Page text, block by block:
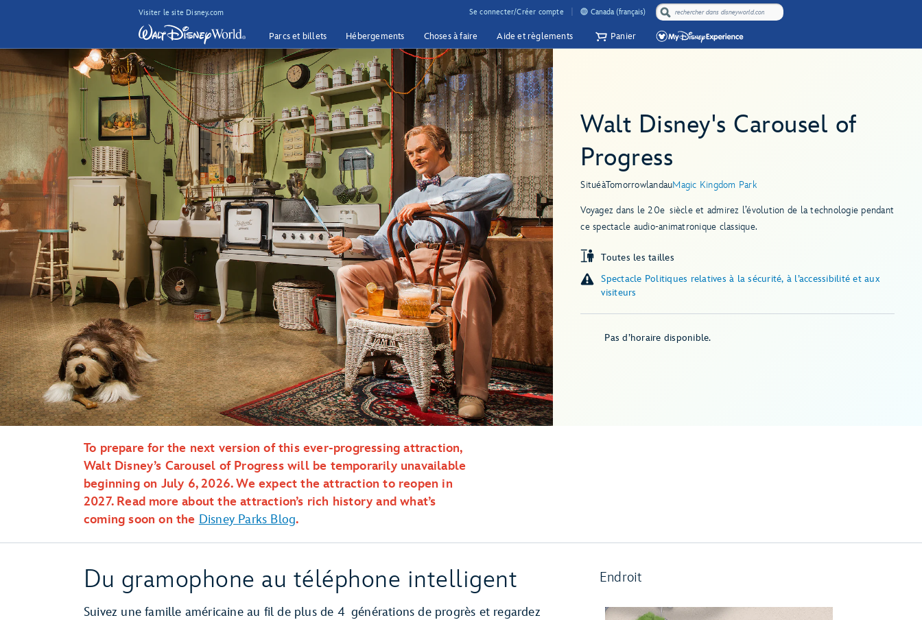
Visiter le site Disney.com Se connecter/Créer compte Canada (français)
Parcs et billets Hébergements Choses à faire Aide et règlements Panier
Walt Disney's Carousel of
Progress
SituéàTomorrowlandauMagic Kingdom Park
Voyagez dans le 20e siècle et admirez l’évolution de la technologie pendant
ce spectacle audio-animatronique classique.
Toutes les tailles
Spectacle Politiques relatives à la sécurité, à l’accessibilité et aux
visiteurs
Pas d’horaire disponible.
To prepare for the next version of this ever-progressing attraction,
Walt Disney’s Carousel of Progress will be temporarily unavailable
beginning on July 6, 2026. We expect the attraction to reopen in
2027. Read more about the attraction’s rich history and what’s
coming soon on the Disney Parks Blog.
Du gramophone au téléphone intelligent
Suivez une famille américaine au fil de plus de 4 générations de progrès et regardez
Endroit